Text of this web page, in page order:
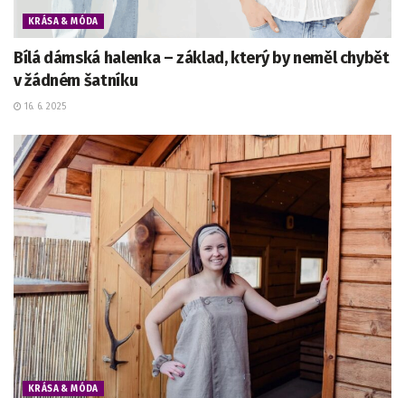
KRÁSA & MÓDA
Bílá dámská halenka – základ, který by neměl chybět
v žádném šatníku
16. 6. 2025
KRÁSA & MÓDA